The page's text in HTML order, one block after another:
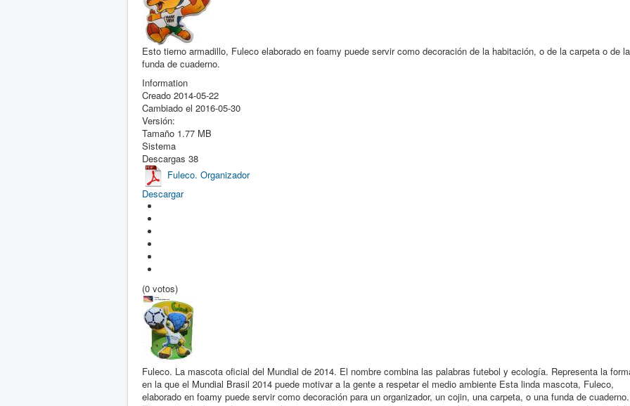
Esto tierno armadillo, Fuleco elaborado en foamy puede servir como decoración de la habitación, o de la carpeta o de la
funda de cuaderno.
Information
Creado 2014-05-22
Cambiado el 2016-05-30
Versión:
Tamaño 1.77 MB
Sistema
Descargas 38
Fuleco. Organizador
Descargar
(0 votos)
Fuleco. La mascota oficial del Mundial de 2014. El nombre combina las palabras futebol y ecología. Representa la
en la que el Mundial Brasil 2014 puede motivar a la gente a respetar el medio ambiente Esta linda mascota, Fuleco,
elaborado en foamy puede servir como decoración para un organizador, un cojin, una carpeta, o una funda de cuaderno.